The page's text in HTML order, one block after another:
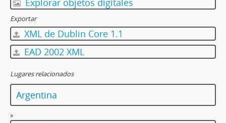
[Unidad documental simple] Foto 092, ca. 1920
[Unidad documental simple] Foto 094, ca. 1922
[Unidad documental simple] Foto 095, ca. 1922
[Unidad documental simple] Foto 096, ca. 1920
[Unidad documental simple] Foto 100, ca. 1920
Explorar objetos digitales
Exportar
XML de Dublin Core 1.1
EAD 2002 XML
Lugares relacionados
Argentina
»